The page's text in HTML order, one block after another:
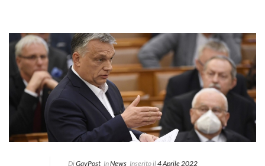
DiGayPost InNews Inserito il4 Aprile 2022